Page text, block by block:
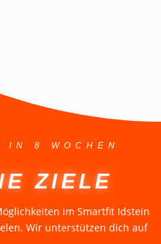
IN 8 WOCHEN
ZIELE
im Smartfit Idstein
Wir unterstützen dich auf